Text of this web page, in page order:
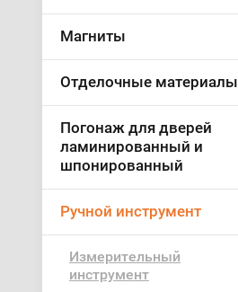
Магниты
Отделочные материалы
Погонаж для дверей
ламинированный и
шпонированный
Ручной инструмент
Измерительный
инструмент